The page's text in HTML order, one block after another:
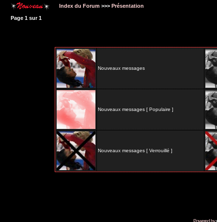
Index du Forum >>> Présentation
Page 1 sur1
Nouveaux messages
Nouveaux messages [ Populaire ]
Nouveaux messages [ Verrouillé ]
Powered by